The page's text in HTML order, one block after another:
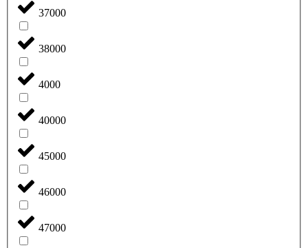
37000
38000
4000
40000
45000
46000
47000